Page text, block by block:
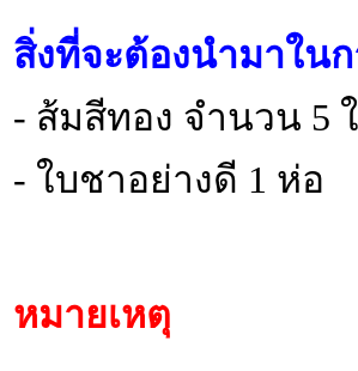
สิ่งที่จะต้องนำมาใน
- ส้มสีทอง จำนวน 5
- ใบชาอย่างดี 1 ห่อ
หมายเหตุ